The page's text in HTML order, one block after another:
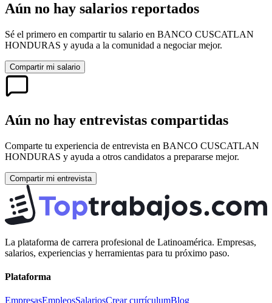
Aún no hay salarios reportados
Sé el primero en compartir tu salario en BANCO CUSCATLAN
HONDURAS y ayuda a la comunidad a negociar mejor.
Compartir mi salario
Aún no hay entrevistas compartidas
Comparte tu experiencia de entrevista en BANCO CUSCATLAN
HONDURAS y ayuda a otros candidatos a prepararse mejor.
Compartir mi entrevista
La plataforma de carrera profesional de Latinoamérica. Empresas,
salarios, experiencias y herramientas para tu próximo paso.
Plataforma
EmpresasEmpleosSalariosCrear currículumBlog